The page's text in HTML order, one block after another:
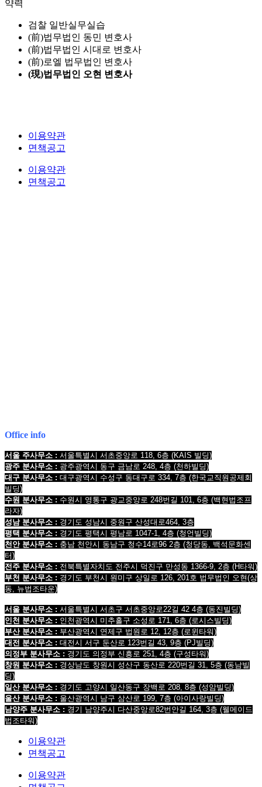
약력
검찰 일반실무실습
(前)법무법인 동민 변호사
(前)법무법인 시대로 변호사
(前)로엘 법무법인 변호사
(現)법무법인 오현 변호사
이용약관
면책공고
이용약관
면책공고
Office info
서울 주사무소 : 서울특별시 서초중앙로 118, 6층 (KAIS 빌딩)
광주 분사무소 : 광주광역시 동구 금남로 248, 4층 (천하빌딩)
대구 분사무소 : 대구광역시 수성구 동대구로 334, 7층 (한국교직원공제회
빌딩)
수원 분사무소 : 수원시 영통구 광교중앙로 248번길 101, 6층 (백현법조프
라자)
성남 분사무소 : 경기도 성남시 중원구 산성대로464, 3층
평택 분사무소 : 경기도 평택시 평남로 1047-1, 4층 (청언빌딩)
천안 분사무소 : 충남 천안시 동남구 청수14로96 2층 (청당동, 백석문화센
터)
전주 분사무소 : 전북특별자치도 전주시 덕진구 만성동 1366-9, 2층 (H타워)
부천 분사무소 : 경기도 부천시 원미구 상일로 126, 201호 법무법인 오현(상
동, 뉴법조타운)
서울 분사무소 : 서울특별시 서초구 서초중앙로22길 42 4층 (동진빌딩)
인천 분사무소 : 인천광역시 미추홀구 소성로 171, 6층 (로시스빌딩)
부산 분사무소 : 부산광역시 연제구 법원로 12, 12층 (로윈타워)
대전 분사무소 : 대전시 서구 둔산로 123번길 43, 9층 (PJ빌딩)
의정부 분사무소 : 경기도 의정부 신흥로 251, 4층 (구성타워)
창원 분사무소 : 경상남도 창원시 성산구 동산로 220번길 31, 5층 (동남빌
딩)
일산 분사무소 : 경기도 고양시 일산동구 장백로 208, 8층 (성암빌딩)
울산 분사무소 : 울산광역시 남구 삼산로 199, 7층 (아이사랑빌딩)
남양주 분사무소 : 경기 남양주시 다산중앙로82번안길 164, 3층 (웰메이드
법조타워)
이용약관
면책공고
이용약관